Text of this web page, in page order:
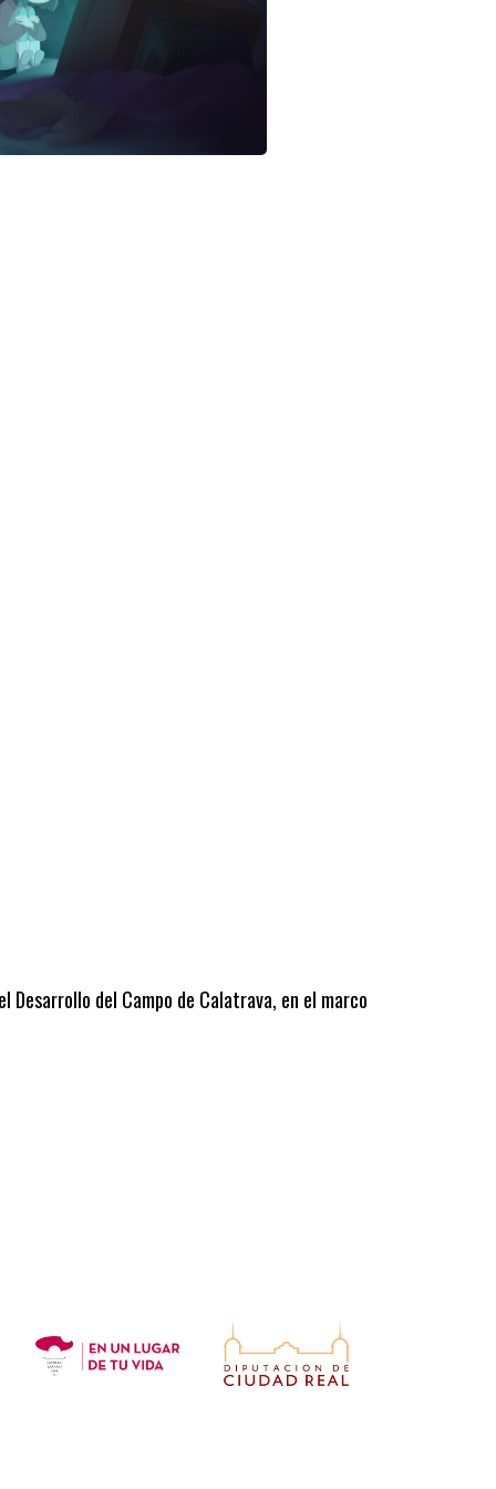
del Campo de Calatrava, en el marco